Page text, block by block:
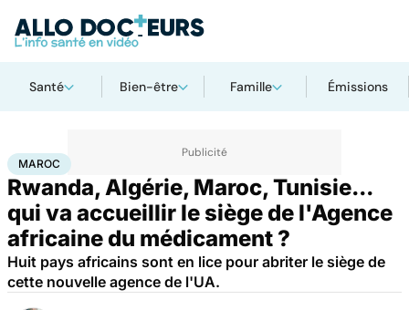
Santé Bien-être Famille Émissions
AccueilSanté Maroc
MAROC
Rwanda, Algérie, Maroc, Tunisie...
qui va accueillir le siège de l'Agence
africaine du médicament ?
Huit pays africains sont en lice pour abriter le siège de
cette nouvelle agence de l'UA.